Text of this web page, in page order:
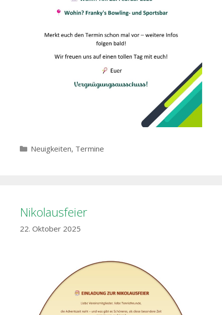
Kategorien
Neuigkeiten, Termine
Nikolausfeier
22. Oktober 2025